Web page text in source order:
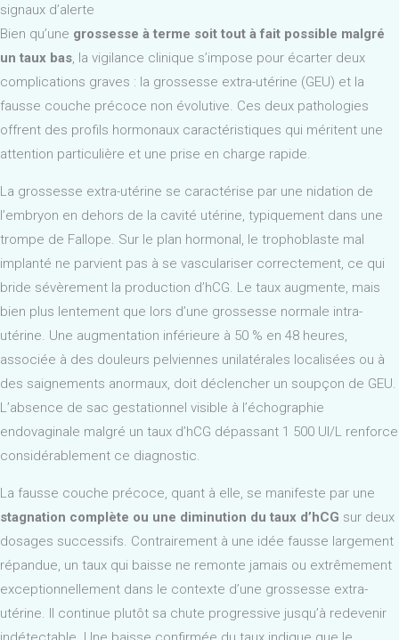
signaux d’alerte
Bien qu’une grossesse à terme soit tout à fait possible malgré
un taux bas, la vigilance clinique s’impose pour écarter deux
complications graves : la grossesse extra-utérine (GEU) et la
fausse couche précoce non évolutive. Ces deux pathologies
offrent des profils hormonaux caractéristiques qui méritent une
attention particulière et une prise en charge rapide.
La grossesse extra-utérine se caractérise par une nidation de
l’embryon en dehors de la cavité utérine, typiquement dans une
trompe de Fallope. Sur le plan hormonal, le trophoblaste mal
implanté ne parvient pas à se vasculariser correctement, ce qui
bride sévèrement la production d’hCG. Le taux augmente, mais
bien plus lentement que lors d’une grossesse normale intra-
utérine. Une augmentation inférieure à 50 % en 48 heures,
associée à des douleurs pelviennes unilatérales localisées ou à
des saignements anormaux, doit déclencher un soupçon de GEU.
L’absence de sac gestationnel visible à l’échographie
endovaginale malgré un taux d’hCG dépassant 1 500 UI/L renforce
considérablement ce diagnostic.
La fausse couche précoce, quant à elle, se manifeste par une
stagnation complète ou une diminution du taux d’hCG sur deux
dosages successifs. Contrairement à une idée fausse largement
répandue, un taux qui baisse ne remonte jamais ou extrêmement
exceptionnellement dans le contexte d’une grossesse extra-
utérine. Il continue plutôt sa chute progressive jusqu’à redevenir